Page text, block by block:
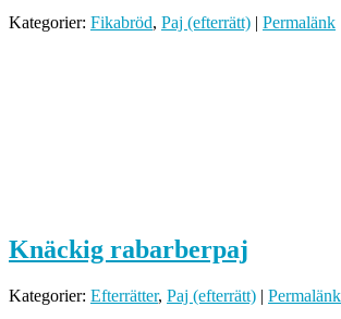
Kategorier: Fikabröd, Paj (efterrätt) | Permalänk
Knäckig rabarberpaj
Kategorier: Efterrätter, Paj (efterrätt) | Permalänk